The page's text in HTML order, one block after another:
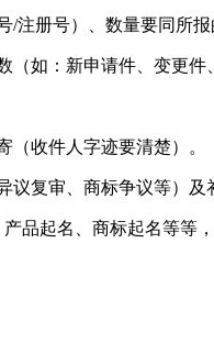
册号）、数量要同所
如：新申请件、变更件
收件人字迹要清楚）。
复审、商标争议等）及
品起名、商标起名等